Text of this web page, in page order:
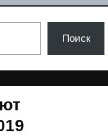
Поиск